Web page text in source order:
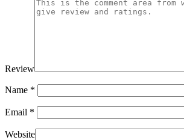
Review
Name *
Email *
Website